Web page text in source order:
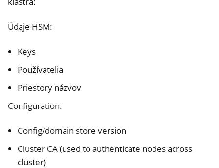
Údaje HSM:
Keys
Používatelia
Priestory názvov
Configuration:
Config/domain store version
Cluster CA (used to authenticate nodes across
cluster)